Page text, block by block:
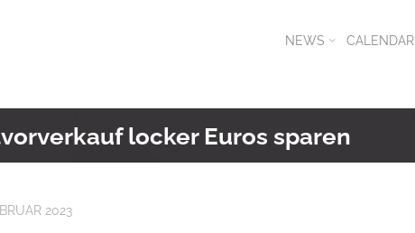
NEWS CALENDAR
locker Euros sparen
2023